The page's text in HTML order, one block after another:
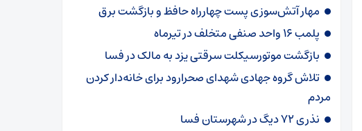
مهار آتش‌سوزی پست چهارراه حافظ و بازگشت برق
پلمب ۱۶ واحد صنفی متخلف در تیرماه
بازگشت موتورسیکلت سرقتی یزد به مالک در فسا
تلاش گروه جهادی شهدای صحرارود برای خانه‌دار کردن
مردم
نذری ۷۲ دیگ در شهرستان فسا